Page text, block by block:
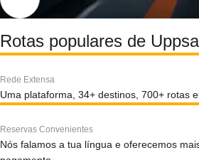
Rotas populares de
Rede Extensa
Uma plataforma, 34+ destinos, 700+ rotas
Reservas Convenientes
Nós falamos a tua língua e oferecemos